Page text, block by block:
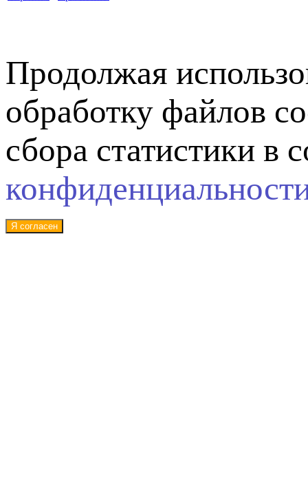
Продолжая
обработку файлов
сбора статистики в
Я согласен